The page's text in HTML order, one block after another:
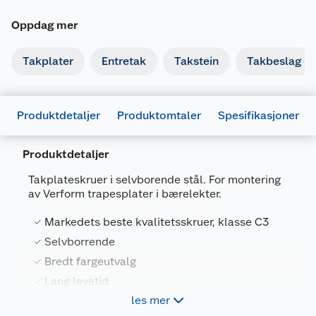
Oppdag mer
Takplater Entretak Takstein Takbeslag
Produktdetaljer Produktomtaler Spesifikasjoner
Produktdetaljer
Takplateskruer i selvborende stål. For montering
av Verform trapesplater i bærelekter.
Markedets beste kvalitetsskruer, klasse C3
Selvborrende
Bredt fargeutvalg
Lang levetid
les mer
Artikkelnummer
7090017810764
Leverandørens artikkelnummer
Størrelse
Farge